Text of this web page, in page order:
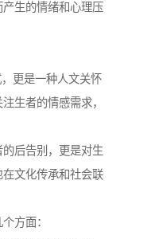
生的情绪和心理压
更是一种人文关怀
生者的情感需求，
后告别，更是对生
文化传承和社会联
方面：